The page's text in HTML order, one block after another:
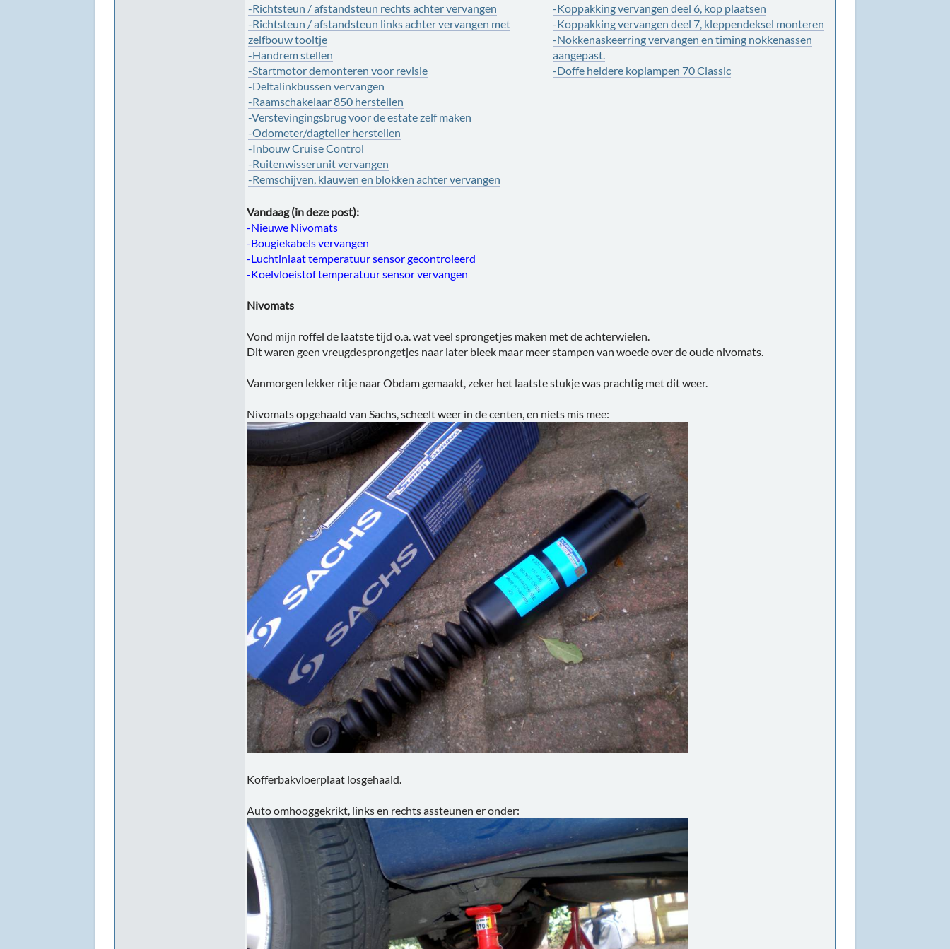
-Richtsteun / afstandsteun rechts achter vervangen
-Richtsteun / afstandsteun links achter vervangen met
zelfbouw tooltje
-Handrem stellen
-Startmotor demonteren voor revisie
-Deltalinkbussen vervangen
-Raamschakelaar 850 herstellen
-Verstevingingsbrug voor de estate zelf maken
-Odometer/dagteller herstellen
-Inbouw Cruise Control
-Ruitenwisserunit vervangen
-Remschijven, klauwen en blokken achter vervangen
-Koppakking vervangen deel 6, kop plaatsen
-Koppakking vervangen deel 7, kleppendeksel monteren
-Nokkenaskeerring vervangen en timing nokkenassen
aangepast.
-Doffe heldere koplampen 70 Classic
Vandaag (in deze post):
-Nieuwe Nivomats
-Bougiekabels vervangen
-Luchtinlaat temperatuur sensor gecontroleerd
-Koelvloeistof temperatuur sensor vervangen
Nivomats
Vond mijn roffel de laatste tijd o.a. wat veel sprongetjes maken met de achterwielen.
Dit waren geen vreugdesprongetjes naar later bleek maar meer stampen van woede over de oude nivomats.
Vanmorgen lekker ritje naar Obdam gemaakt, zeker het laatste stukje was prachtig met dit weer.
Nivomats opgehaald van Sachs, scheelt weer in de centen, en niets mis mee:
Kofferbakvloerplaat losgehaald.
Auto omhooggekrikt, links en rechts assteunen er onder: